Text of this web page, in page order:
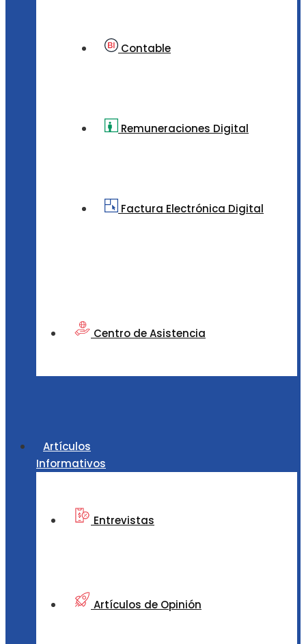
Contable
Remuneraciones Digital
Factura Electrónica Digital
Centro de Asistencia
Artículos
Informativos
Entrevistas
Artículos de Opinión